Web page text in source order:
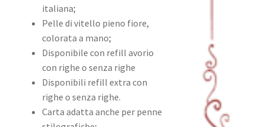
italiana;
Pelle di vitello pieno fiore,
colorata a mano;
Disponibile con refill avorio
con righe o senza righe
Disponibili refill extra con
righe o senza righe.
Carta adatta anche per penne